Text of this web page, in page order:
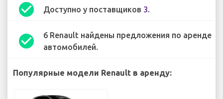
check_circle Доступно у поставщиков 3.
check_circle
6 Renault найдены предложения по аренде
автомобилей.
Популярные модели Renault в аренду: